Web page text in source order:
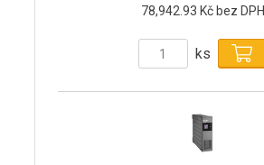
78,942.93 Kč bez DPH
ks